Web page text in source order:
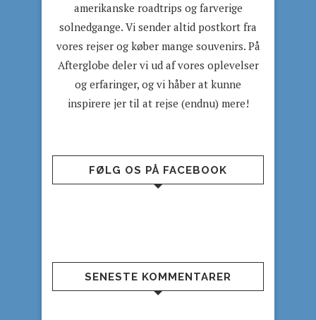
amerikanske roadtrips og farverige
solnedgange. Vi sender altid postkort fra
vores rejser og køber mange souvenirs. På
Afterglobe deler vi ud af vores oplevelser
og erfaringer, og vi håber at kunne
inspirere jer til at rejse (endnu) mere!
FØLG OS PÅ FACEBOOK
SENESTE KOMMENTARER